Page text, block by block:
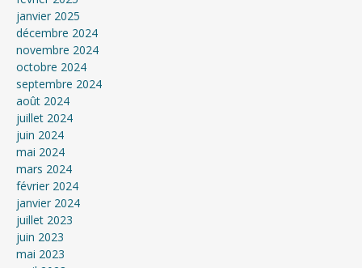
janvier 2025
décembre 2024
novembre 2024
octobre 2024
septembre 2024
août 2024
juillet 2024
juin 2024
mai 2024
mars 2024
février 2024
janvier 2024
juillet 2023
juin 2023
mai 2023